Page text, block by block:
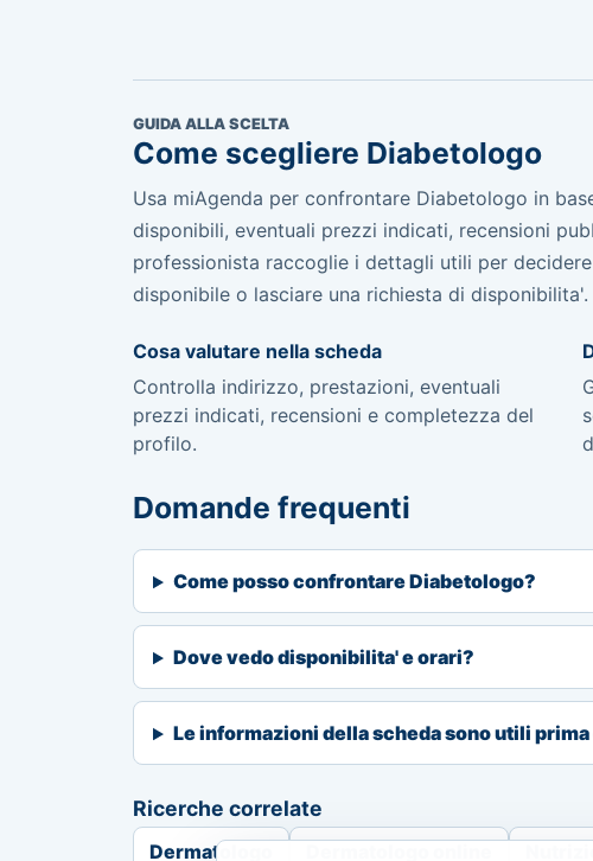
GUIDA ALLA SCELTA
Come scegliere Diabetologo
Usa miAgenda per confrontare Diabetologo in
disponibili, eventuali prezzi indicati, recensioni
professionista raccoglie i dettagli utili per
disponibile o lasciare una richiesta di disponibilita'.
Cosa valutare nella scheda
Controlla indirizzo, prestazioni, eventuali
prezzi indicati, recensioni e completezza del
profilo.
Domande frequenti
Come posso confrontare Diabetologo?
Dove vedo disponibilita' e orari?
Le informazioni della scheda sono utili
Ricerche correlate
Dermatologo